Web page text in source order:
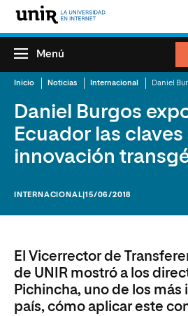
Menú
Inicio Noticias Internacional
Daniel Burgos
Ecuador las
innovación
INTERNACIONAL |15/06/2018
El Vicerrector de
de UNIR mostró a los
Pichincha, uno de los más
país, cómo aplicar este